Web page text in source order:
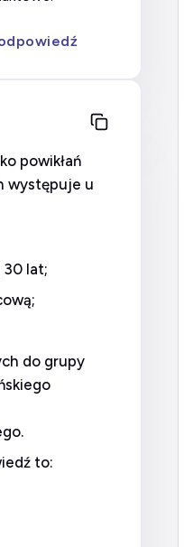
powikłań
występuje u
30 lat;
do grupy
to: